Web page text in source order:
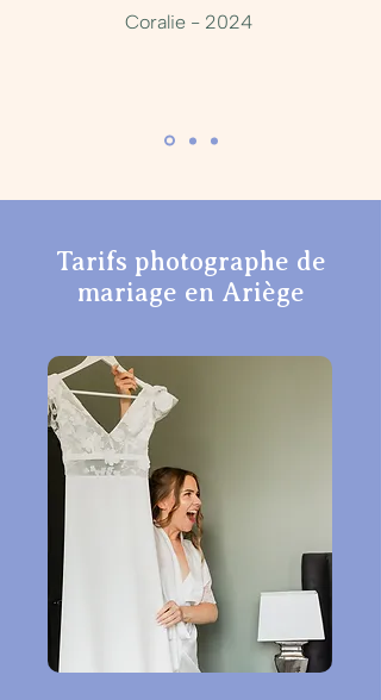
Coralie - 2024
Tarifs photographe de
mariage en Ariège